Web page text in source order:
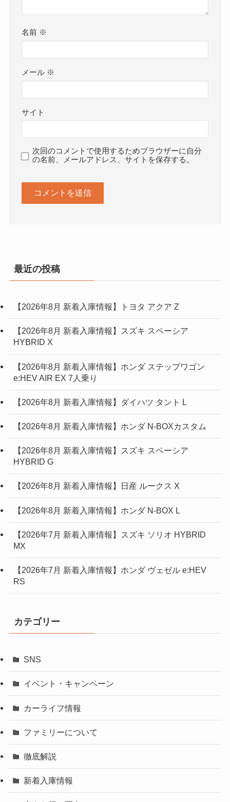
名前 ※
メール ※
サイト
次回のコメントで使用するためブラウザーに自分
の名前、メールアドレス、サイトを保存する。
最近の投稿
【2026年8月 新着入庫情報】トヨタ アクア Z
【2026年8月 新着入庫情報】スズキ スペーシア
HYBRID X
【2026年8月 新着入庫情報】ホンダ ステップワゴン
e:HEV AIR EX 7人乗り
【2026年8月 新着入庫情報】ダイハツ タント L
【2026年8月 新着入庫情報】ホンダ N-BOXカスタム
【2026年8月 新着入庫情報】スズキ スペーシア
HYBRID G
【2026年8月 新着入庫情報】日産 ルークス X
【2026年8月 新着入庫情報】ホンダ N-BOX L
【2026年7月 新着入庫情報】スズキ ソリオ HYBRID
MX
【2026年7月 新着入庫情報】ホンダ ヴェゼル e:HEV
RS
カテゴリー
SNS
イベント・キャンペーン
カーライフ情報
ファミリーについて
徹底解説
新着入庫情報